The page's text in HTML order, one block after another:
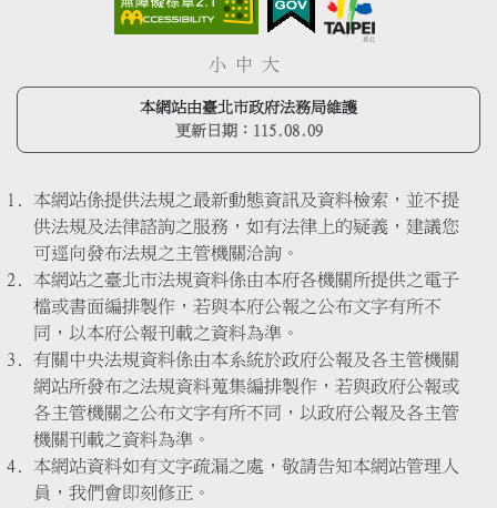
小 中 大
本網站由臺北市政府法務局維護
更新日期： 115.08.09
本網站係提供法規之最新動態資訊及資料檢索，並不提
供法規及法律諮詢之服務，如有法律上的疑義，建議您
可逕向發布法規之主管機關洽詢。
本網站之臺北市法規資料係由本府各機關所提供之電子
檔或書面編排製作，若與本府公報之公布文字有所不
同，以本府公報刊載之資料為準。
有關中央法規資料係由本系統於政府公報及各主管機關
網站所發布之法規資料蒐集編排製作，若與政府公報或
各主管機關之公布文字有所不同，以政府公報及各主管
機關刊載之資料為準。
本網站資料如有文字疏漏之處，敬請告知本網站管理人
員，我們會即刻修正。